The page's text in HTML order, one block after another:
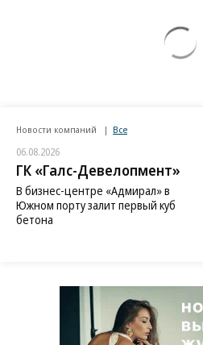
Новости компаний Все
06.08.2026
ГК «Галс-Девелопмент»
В бизнес-центре «Адмирал» в
Южном порту залит первый куб
бетона